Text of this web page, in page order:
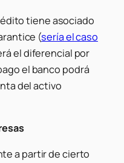
tiene asociado
(sería el caso
el diferencial por
el banco podrá
del activo
a partir de cierto